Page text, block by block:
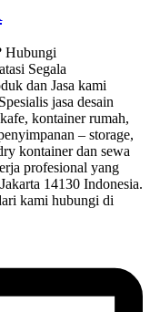
Hubungi
Segala
dan Jasa kami
jasa desain
kontainer rumah,
– storage,
kontainer dan sewa
profesional yang
14130 Indonesia.
kami hubungi di